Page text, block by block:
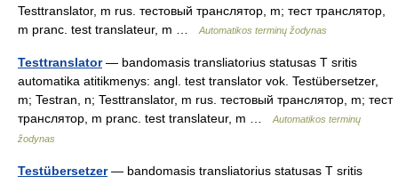
Testtranslator, m rus. тестовый транслятор, m; тест транслятор,
m pranc. test translateur, m …
Automatikos terminų žodynas
Testtranslator— bandomasis transliatorius statusas T sritis
automatika atitikmenys: angl. test translator vok. Testübersetzer,
m; Testran, n; Testtranslator, m rus. тестовый транслятор, m; тест
транслятор, m pranc. test translateur, m …
Automatikos terminų
žodynas
Testübersetzer— bandomasis transliatorius statusas T sritis